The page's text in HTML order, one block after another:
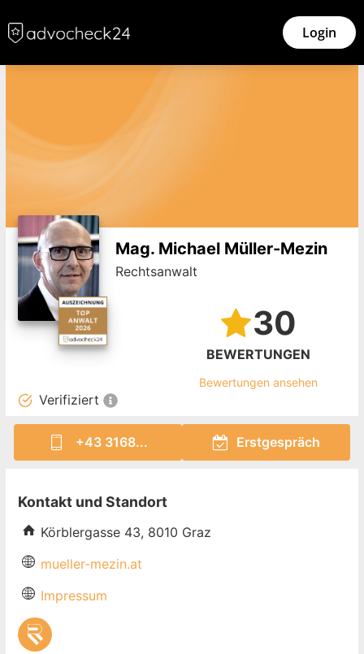
Login
Verifiziert
Mag. Michael Müller-Mezin
Rechtsanwalt
30
BEWERTUNGEN
Bewertungen ansehen
+43 3168... Erstgespräch
Kontakt und Standort
Körblergasse 43, 8010 Graz
mueller-mezin.at
Impressum